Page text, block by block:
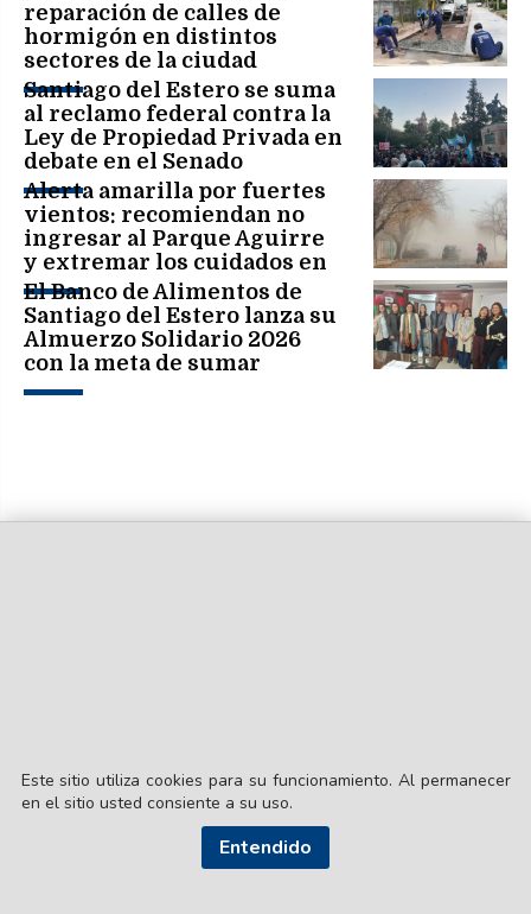
reparación de calles de
hormigón en distintos
sectores de la ciudad
Santiago del Estero se suma
al reclamo federal contra la
Ley de Propiedad Privada en
debate en el Senado
Alerta amarilla por fuertes
vientos: recomiendan no
ingresar al Parque Aguirre
y extremar los cuidados en
toda la ciudad
El Banco de Alimentos de
Santiago del Estero lanza su
Almuerzo Solidario 2026
con la meta de sumar
200.000 platos de comida
Este sitio utiliza cookies para su funcionamiento. Al permanecer
en el sitio usted consiente a su uso.
Entendido